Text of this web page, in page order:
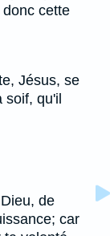
cette
Jésus, se
soif, qu'il
de
car